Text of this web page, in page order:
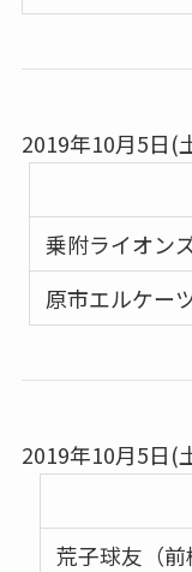
2019年10月5日(
乗附ライオン
原市エルケー
2019年10月5日(
荒子球友（前